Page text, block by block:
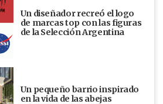
Un diseñador recreó el logo
de marcas top con las figuras
de la Selección Argentina
Un pequeño barrio inspirado
en la vida de las abejas